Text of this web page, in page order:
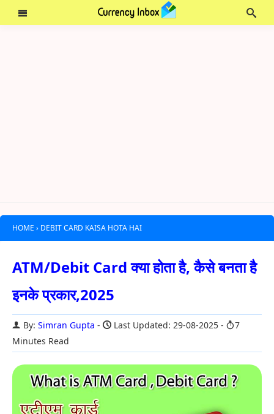
HOME › DEBIT CARD KAISA HOTA HAI
ATM/Debit Card क्या होता है, कैसे बनता है
इनके प्रकार,2025
By: Simran Gupta Last Updated: 29-08-2025
7
Minutes Read